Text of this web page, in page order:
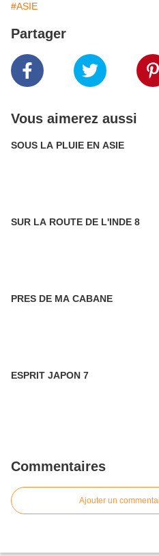
#ASIE
Partager
Vous aimerez aussi
SOUS LA PLUIE EN ASIE
SUR LA ROUTE DE L'INDE 8
PRES DE MA CABANE
ESPRIT JAPON 7
Commentaires
Ajouter un